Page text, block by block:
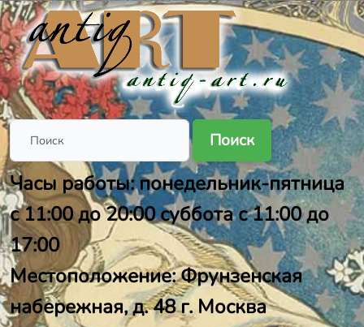
Поиск
Часы работы: понедельник-пятница
с 11:00 до 20:00 суббота с 11:00 до
17:00
Местоположение: Фрунзенская
набережная, д. 48 г. Москва